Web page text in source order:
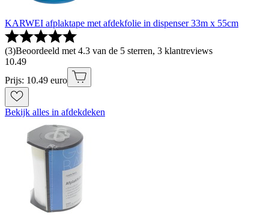
KARWEI afplaktape met afdekfolie in dispenser 33m x 55cm
(3)Beoordeeld met 4.3 van de 5 sterren, 3 klantreviews
10.49
Prijs: 10.49 euro
Bekijk alles in afdekdeken